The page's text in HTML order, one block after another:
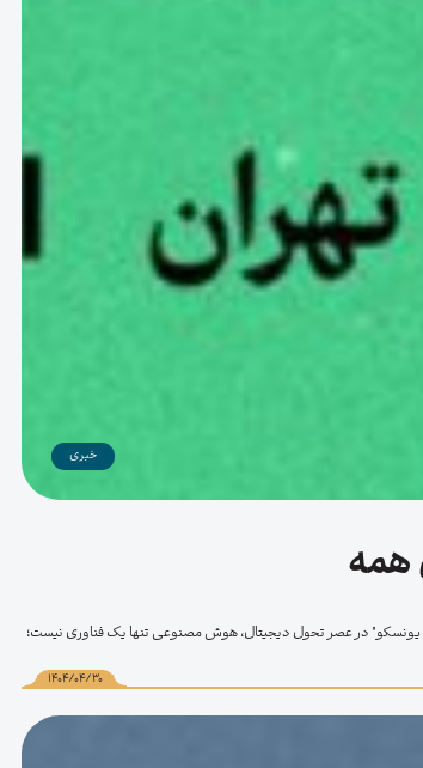
خبری
همه
یونسکو" در عصر تحول دیجیتال، هوش مصنوعی تنها یک فناوری نیست؛
1404/04/30